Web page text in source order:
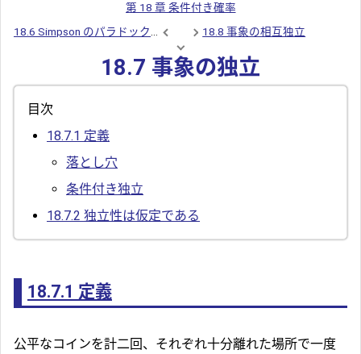
第 18 章 条件付き確率
18.8 事象の相互独立
18.7 事象の独立
目次
18.7.1 定義
落とし穴
条件付き独立
18.7.2 独立性は仮定である
18.7.1 定義
公平なコインを計二回、それぞれ十分離れた場所で一度